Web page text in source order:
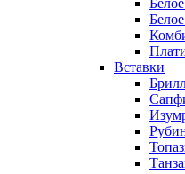
Вставки